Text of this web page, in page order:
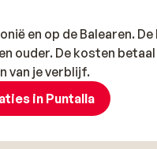
en op de Balearen.
ouder. De kosten
van je verblijf.
in Puntalla